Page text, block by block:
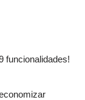
funcionalidades!